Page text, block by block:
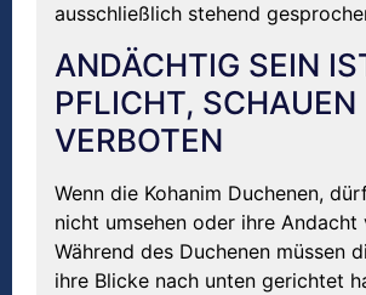
ausschließlich stehend
ANDÄCHTIG SEIN
PFLICHT, SCHAUEN
VERBOTEN
Wenn die Kohanim Duchenen,
nicht umsehen oder ihre Andacht
Während des Duchenen müssen
ihre Blicke nach unten gerichtet